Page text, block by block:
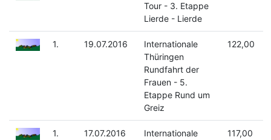
Tour - 3. Etappe
Lierde - Lierde
1. 19.07.2016
Internationale
Thüringen
Rundfahrt der
Frauen - 5.
Etappe Rund um
Greiz
122,00
1. 17.07.2016
Internationale
117,00